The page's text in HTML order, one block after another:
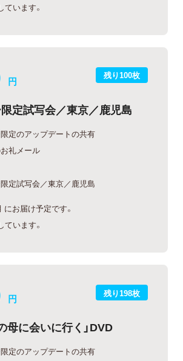
います。
残り100枚
円
定試写会／東京／鹿児島
定のアップデートの共有
礼メール
定試写会／東京／鹿児島
にお届け予定です。
います。
残り198枚
円
母に会いに行く」DVD
定のアップデートの共有